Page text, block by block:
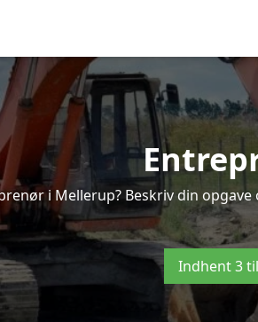
i Mellerup? Beskriv din
Indhent 3